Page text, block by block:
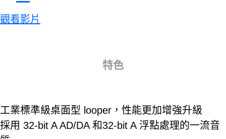
觀看影片
特色
工業標準級桌面型 looper，性能更加增強升級
採用 32-bit A AD/DA 和32-bit A 浮點處理的一流音